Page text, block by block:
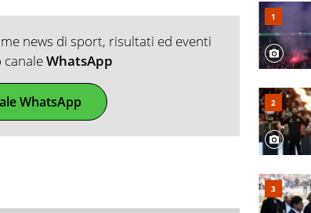
news di sport, risultati ed eventi
canaleWhatsApp
WhatsApp